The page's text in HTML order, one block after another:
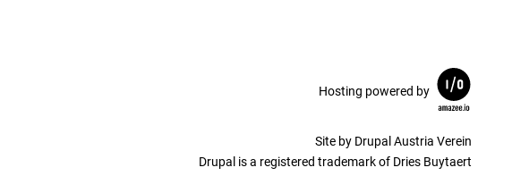
Hosting powered by
Site by Drupal Austria Verein
Drupal is a registered trademark of Dries Buytaert